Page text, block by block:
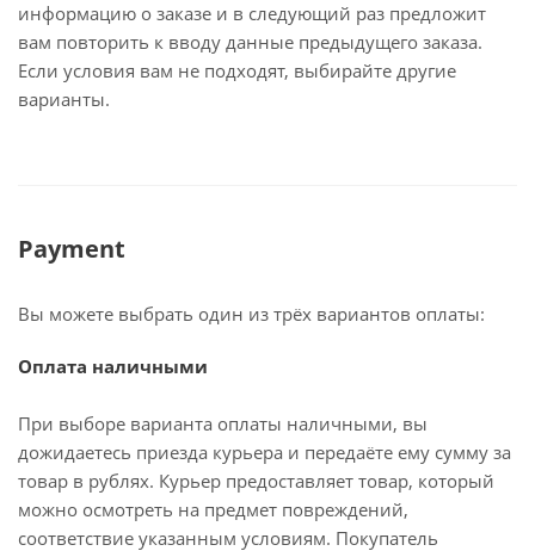
информацию о заказе и в следующий раз предложит
вам повторить к вводу данные предыдущего заказа.
Если условия вам не подходят, выбирайте другие
варианты.
Payment
Вы можете выбрать один из трёх вариантов оплаты:
Оплата наличными
При выборе варианта оплаты наличными, вы
дожидаетесь приезда курьера и передаёте ему сумму за
товар в рублях. Курьер предоставляет товар, который
можно осмотреть на предмет повреждений,
соответствие указанным условиям. Покупатель